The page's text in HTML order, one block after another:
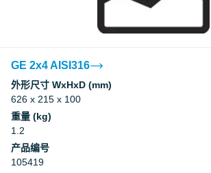
GE 2x4 AISI316
外形尺寸 WxHxD (mm)
626 x 215 x 100
重量 (kg)
1.2
产品编号
105419